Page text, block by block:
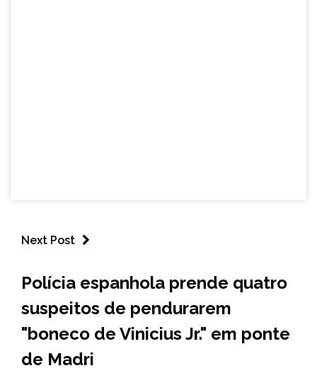
Next Post
INTERNACIONAL
NOTÍCIAS
Polícia espanhola prende quatro
suspeitos de pendurarem
"boneco de Vinicius Jr." em ponte
de Madri